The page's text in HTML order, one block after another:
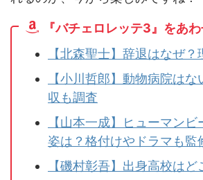
『バチェロレッテ3』をあ
【北森聖士】辞退はなぜ？
【小川哲郎】動物病院は
収も調査
【山本一成】ヒューマン
姿は？格付けやドラマも監
【磯村彰吾】出身高校はど